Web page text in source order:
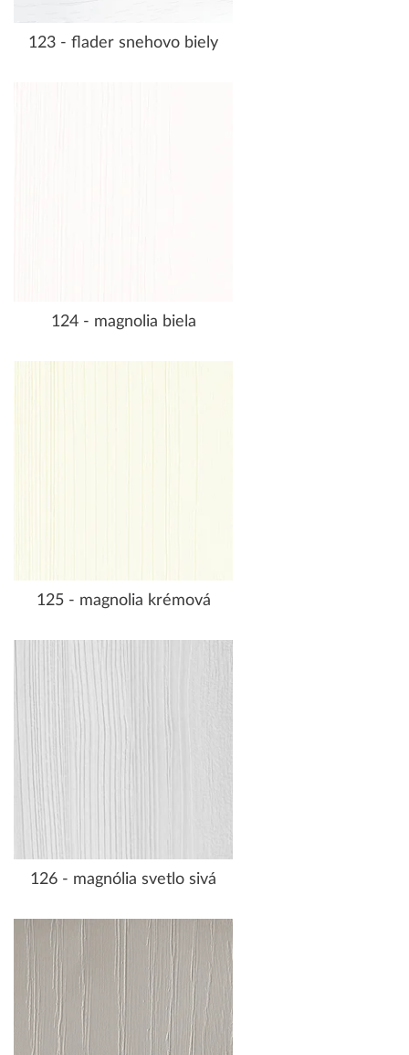
123 - flader snehovo biely
124 - magnolia biela
125 - magnolia krémová
126 - magnólia svetlo sivá